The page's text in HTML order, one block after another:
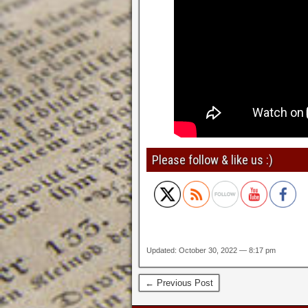
Please follow & like us :)
Updated: October 30, 2022 — 8:17 pm
← Previous Post